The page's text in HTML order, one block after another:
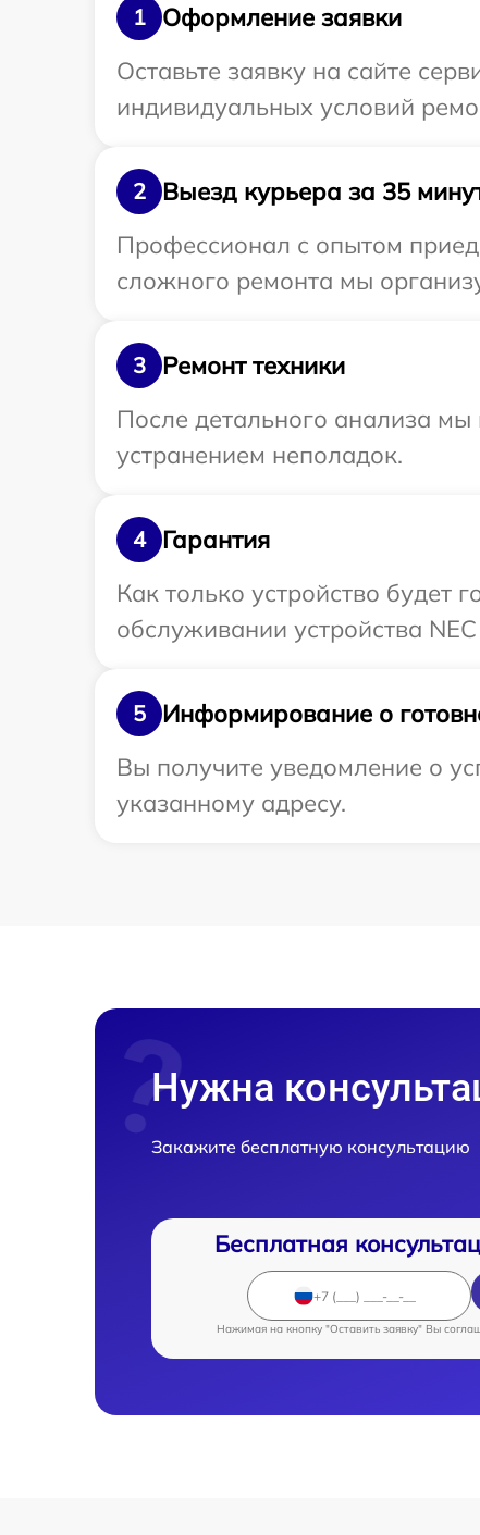
1
Оформление заявки
Оставьте заявку на сайте
индивидуальных условий
2
Выезд курьера за 35
Профессионал с опытом
сложного ремонта мы
3
Ремонт техники
После детального анализа
устранением неполадок.
4
Гарантия
Как только устройство будет
обслуживании устройства
5
Информирование о
Вы получите уведомление о
указанному адресу.
Нужна
Закажите бесплатную консультацию
Бесплатная
Нажимая на кнопку "Оставить заявку" Вы